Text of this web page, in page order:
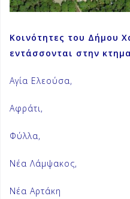
Κοινότητες του Δήμου
εντάσσονται στην
Αγία Ελεούσα,
Αφράτι,
Φύλλα,
Νέα Λάμψακος,
Νέα Αρτάκη